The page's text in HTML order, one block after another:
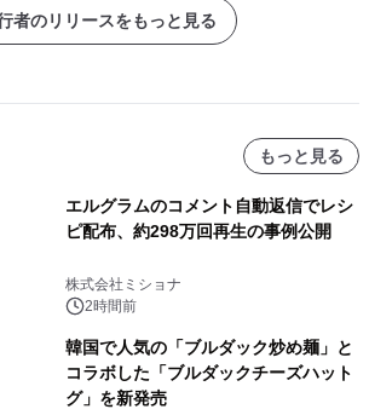
者のリリースをもっと見る
もっと見る
エルグラムのコメント自動返信でレシ
ピ配布、約298万回再生の事例公開
株式会社ミショナ
2時間前
韓国で人気の「ブルダック炒め麺」と
コラボした「ブルダックチーズハット
グ」を新発売